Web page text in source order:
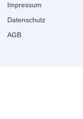
Impressum
Datenschutz
AGB